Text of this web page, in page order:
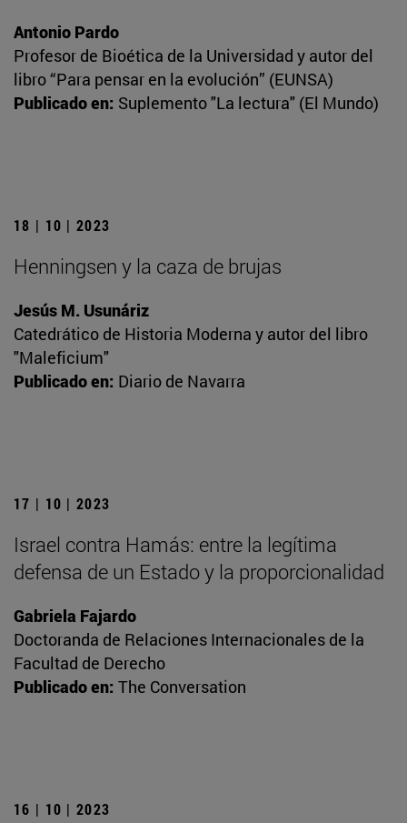
Antonio Pardo
Profesor de Bioética de la Universidad y autor del
libro “Para pensar en la evolución” (EUNSA)
Publicado en: Suplemento "La lectura" (El Mundo)
18 | 10 | 2023
Henningsen y la caza de brujas
Jesús M. Usunáriz
Catedrático de Historia Moderna y autor del libro
"Maleficium"
Publicado en: Diario de Navarra
17 | 10 | 2023
Israel contra Hamás: entre la legítima
defensa de un Estado y la proporcionalidad
Gabriela Fajardo
Doctoranda de Relaciones Internacionales de la
Facultad de Derecho
Publicado en: The Conversation
16 | 10 | 2023